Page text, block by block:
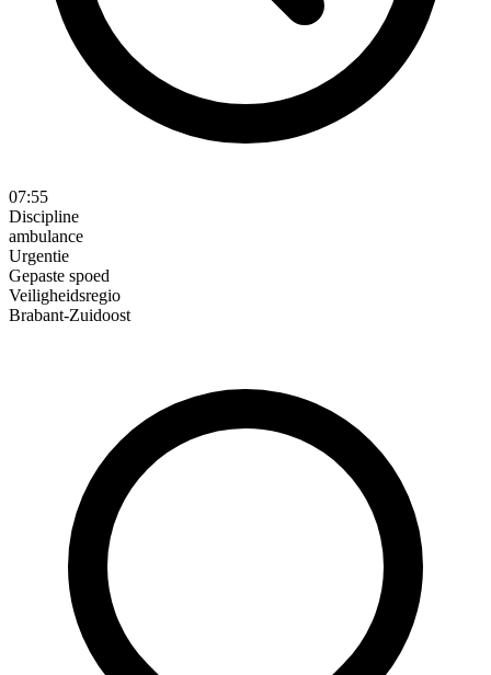
07:55
Discipline
ambulance
Urgentie
Gepaste spoed
Veiligheidsregio
Brabant-Zuidoost